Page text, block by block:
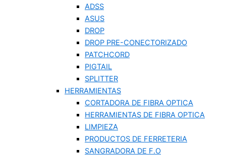
ADSS
ASUS
DROP
DROP PRE-CONECTORIZADO
PATCHCORD
PIGTAIL
SPLITTER
HERRAMIENTAS
CORTADORA DE FIBRA OPTICA
HERRAMIENTAS DE FIBRA OPTICA
LIMPIEZA
PRODUCTOS DE FERRETERIA
SANGRADORA DE F.O